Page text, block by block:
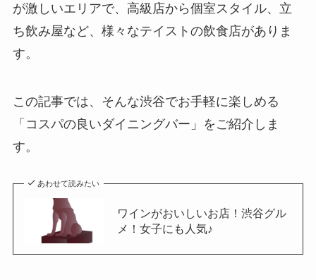
が激しいエリアで、高級店から個室スタイル、立
ち飲み屋など、様々なテイストの飲食店がありま
す。
この記事では、そんな渋谷でお手軽に楽しめる
「コスパの良いダイニングバー」をご紹介しま
す。
あわせて読みたい
ワインがおいしいお店！渋谷グル
メ！女子にも人気♪